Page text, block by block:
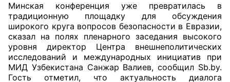
Минская конференция уже превратилась в
традиционную площадку для обсуждения
широкого круга вопросов безопасности в Евразии,
сказал на полях пленарного заседания высокого
уровня директор Центра внешнеполитических
исследований и международных инициатив при
МИД Узбекистана Санжар Валиев, сообщил Sb.by.
Гость отметил, что актуальность диалога